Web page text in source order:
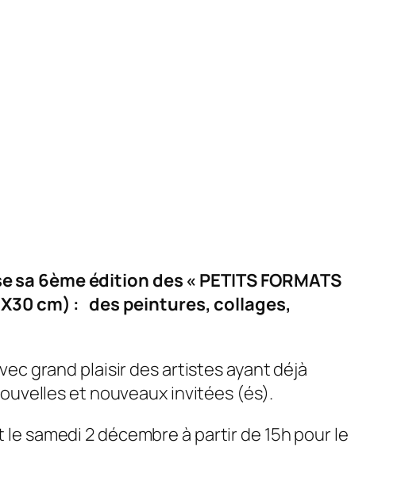
6ème édition des « PETITS FORMATS
cm) : des peintures, collages,
grand plaisir des artistes ayant déjà
et nouveaux invitées (és).
samedi 2 décembre à partir de 15h pour le